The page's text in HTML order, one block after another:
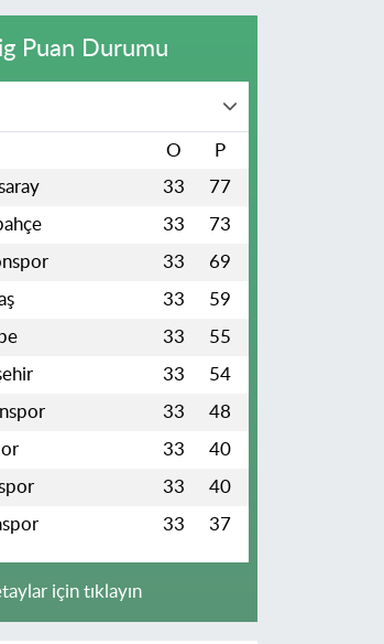
Puan Durumu
O P
33 77
33 73
33 69
33 59
33 55
33 54
33 48
33 40
33 40
33 37
için tıklayın